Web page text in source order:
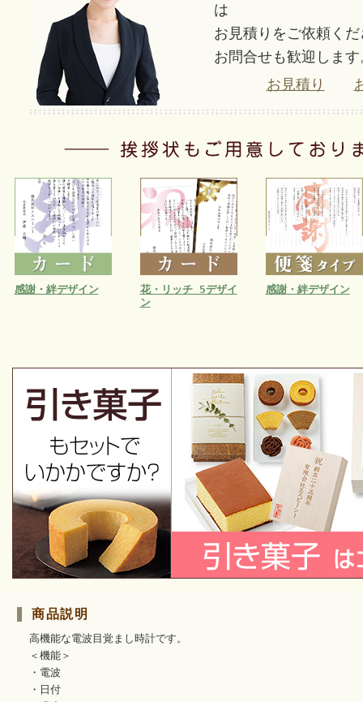
は
お見積りをご依頼く
お問合せも歓迎します
お見積り
感謝・絆デザイン
花・リッチ 5デザイ
ン
感謝・絆デザイン
商品説明
高機能な電波目覚まし時計です。
＜機能＞
・電波
・日付